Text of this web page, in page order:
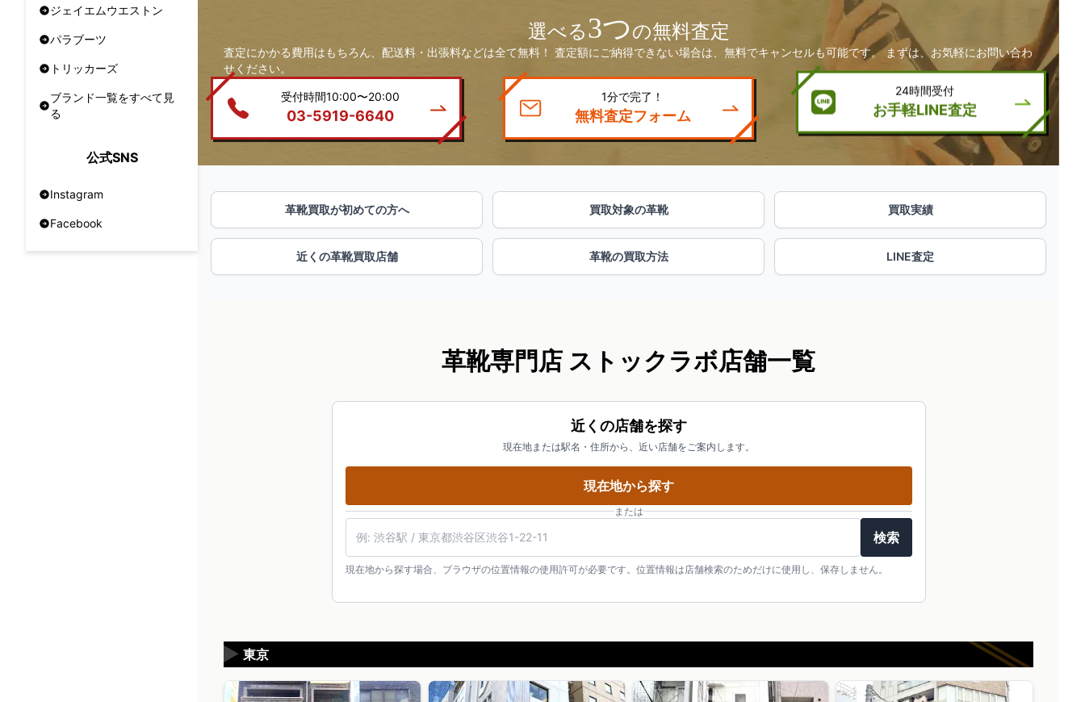
ジェイエムウエストン
パラブーツ
トリッカーズ
ブランド一覧をすべて見
る
公式SNS
Instagram
Facebook
選べる3つの無料査定
査定にかかる費用はもちろん、配送料・出張料などは全て無料！ 査定額にご納得できない場合は、無料でキャンセルも可能です。 まずは、お気軽にお問い合わ
せください。
受付時間10:00〜20:00
03-5919-6640
1分で完了！
無料査定フォーム
24時間受付
お手軽LINE査定
革靴買取が初めての方へ 買取対象の革靴 買取実績
近くの革靴買取店舗 革靴の買取方法 LINE査定
革靴専門店 ストックラボ店舗一覧
近くの店舗を探す
現在地または駅名・住所から、近い店舗をご案内します。
現在地から探す
または
検索
現在地から探す場合、ブラウザの位置情報の使用許可が必要です。位置情報は店舗検索のためだけに使用し、保存しません。
東京
▶